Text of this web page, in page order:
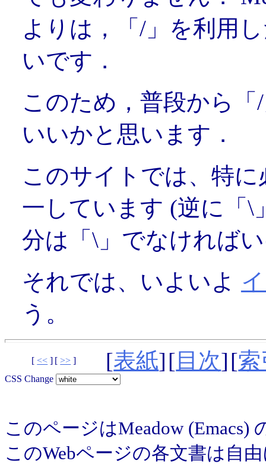
よりは，「/」を利用
いです．
このため，普段から
いいかと思います．
このサイトでは、特
一しています (逆に「\
分は「\」でなければ
それでは、いよいよ
う。
[ << ] [>> ] [表紙][目次][索
CSS Change
このページはMeadow (Emacs)
このWebページの各文書は自